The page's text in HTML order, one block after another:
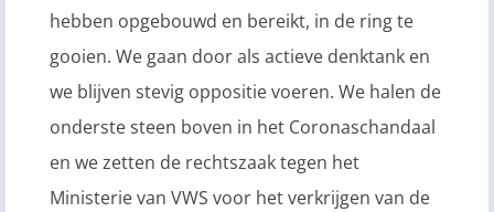
hebben opgebouwd en bereikt, in de ring te
gooien. We gaan door als actieve denktank en
we blijven stevig oppositie voeren. We halen de
onderste steen boven in het Coronaschandaal
en we zetten de rechtszaak tegen het
Ministerie van VWS voor het verkrijgen van de